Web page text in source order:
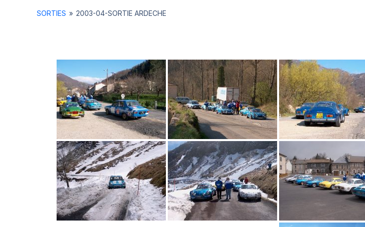
SORTIES » 2003-04-SORTIE ARDECHE